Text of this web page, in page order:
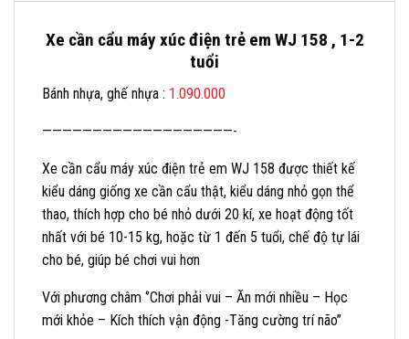
Xe cần cẩu máy xúc điện trẻ em WJ 158 , 1-2
tuổi
Bánh nhựa, ghế nhựa : 1.090.000
———————————————————-
Xe cần cẩu máy xúc điện trẻ em WJ 158 được thiết kế
kiểu dáng giống xe cần cẩu thật, kiểu dáng nhỏ gọn thể
thao, thích hợp cho bé nhỏ dưới 20 kí, xe hoạt động tốt
nhất với bé 10-15 kg, hoặc từ 1 đến 5 tuổi, chế độ tự lái
cho bé, giúp bé chơi vui hơn
Với phương châm ‘’Chơi phải vui – Ăn mới nhiều – Học
mới khỏe – Kích thích vận động -Tăng cường trí não’’